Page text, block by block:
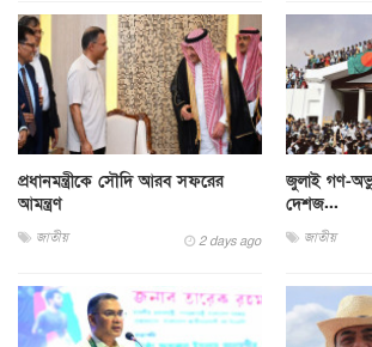
প্রধানমন্ত্রীকে সৌদি আরব সফরের
আমন্ত্রণ
জাতীয় 2 days ago
জুলাই গণ-
দেশজ...
জাতীয়